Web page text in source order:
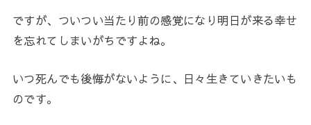
ですが、ついつい当たり前の感覚になり明日が来る幸せ
を忘れてしまいがちですよね。
いつ死んでも後悔がないように、日々生きていきたいも
のです。